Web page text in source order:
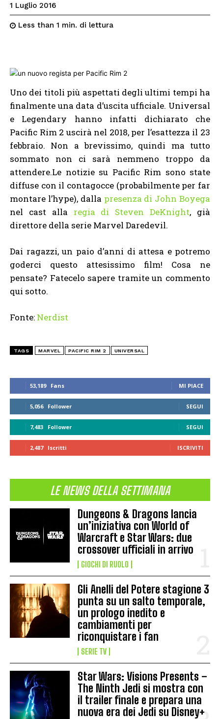
53,189 Fans MI PIACE
5,056 Follower SEGUI
7,483 Follower SEGUI
2,487 Iscritti ISCRIVITI
LE NEWS DELLA SETTIMANA
Dungeons & Dragons lancia
un’iniziativa con World of
Warcraft e Star Wars: due
crossover ufficiali in arrivo
GIOCHI DI RUOLO
Gli Anelli del Potere stagione 3
punta su un salto temporale,
un prologo inedito e
cambiamenti per
riconquistare i fan
SERIE TV
Star Wars: Visions Presents –
The Ninth Jedi si mostra con
il trailer finale e prepara una
nuova era dei Jedi su Disney+
1 Luglio 2016
Less than 1 min. di lettura
Uno dei titoli più aspettati degli ultimi tempi ha
finalmente una data d’uscita ufficiale. Universal
e Legendary hanno infatti dichiarato che
Pacific Rim 2 uscirà nel 2018, per l’esattezza il 23
febbraio. Non a brevissimo, quindi ma tutto
sommato non ci sarà nemmeno troppo da
attendere.Le notizie su Pacific Rim sono state
diffuse con il contagocce (probabilmente per far
montare l’hype), dalla presenza di John Boyega
nel cast alla regia di Steven DeKnight, già
direttore della serie Marvel Daredevil.
Dai ragazzi, un paio d’anni di attesa e potremo
goderci questo attesissimo film! Cosa ne
pensate? Fatecelo sapere tramite un commento
qui sotto.
Fonte: Nerdist
TAGS MARVEL PACIFIC RIM 2 UNIVERSAL